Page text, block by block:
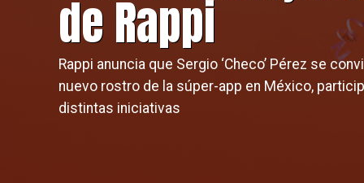
de Rappi
Rappi anuncia que Sergio ‘Checo’ Pérez se
nuevo rostro de la súper-app en México,
distintas iniciativas